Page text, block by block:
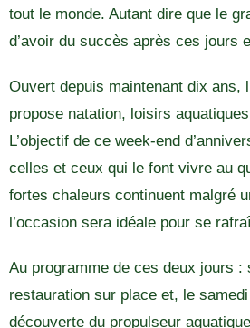
tout le monde. Autant dire que le
d’avoir du succès après ces jours
Ouvert depuis maintenant dix ans,
propose natation, loisirs
L’objectif de ce week-end
celles et ceux qui le font vivre au
fortes chaleurs continuent malgré
l’occasion sera idéale pour se
Au programme de ces deux jours :
restauration sur place et, le
découverte du propulseur